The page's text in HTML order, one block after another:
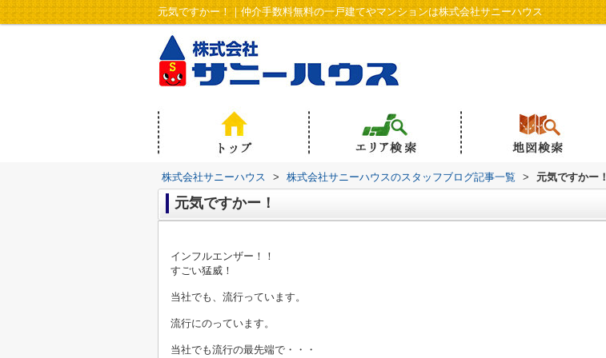
元気ですかー！｜仲介手数料無料の一戸建てやマンションは株式会社サニーハウス
株式会社サニーハウス > 株式会社サニーハウスのスタッフブログ記事一覧 > 元気ですかー！
元気ですかー！
インフルエンザー！！
すごい猛威！
当社でも、流行っています。
流行にのっています。
当社でも流行の最先端で・・・